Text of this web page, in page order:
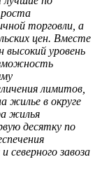
роста
торговли, а
цен. Вместе
высокий уровень
лимитов,
жилье в округе
жилья
десятку по
завоза